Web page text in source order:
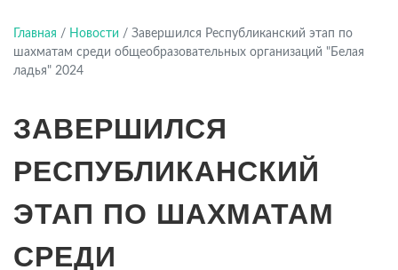
Башкортостан
Главная / Новости / Завершился Республиканский этап по
шахматам среди общеобразовательных организаций "Белая
ладья" 2024
ЗАВЕРШИЛСЯ
РЕСПУБЛИКАНСКИЙ
ЭТАП ПО ШАХМАТАМ
СРЕДИ